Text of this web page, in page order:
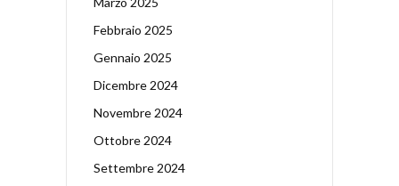
Febbraio 2025
Gennaio 2025
Dicembre 2024
Novembre 2024
Ottobre 2024
Settembre 2024